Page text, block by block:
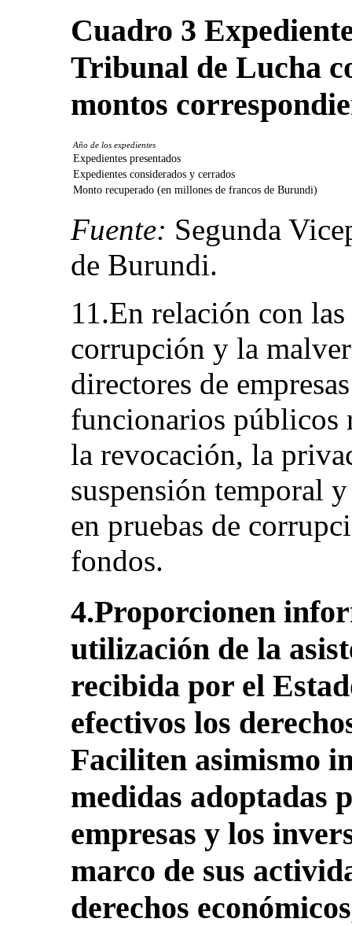
Cuadro 3
Tribunal de Lucha
montos
Año de los expedientes
Expedientes presentados
Expedientes considerados y cerrados
Monto recuperado (en millones de francos de Burundi)
Fuente: Segunda
de Burundi.
11.En relación con
corrupción y la
directores de
funcionarios públicos
la revocación, la
suspensión temporal
en pruebas de
fondos.
4.Proporcionen
utilización de la
recibida por el
efectivos los
Faciliten asimismo
medidas adoptadas
empresas y los
marco de sus
derechos